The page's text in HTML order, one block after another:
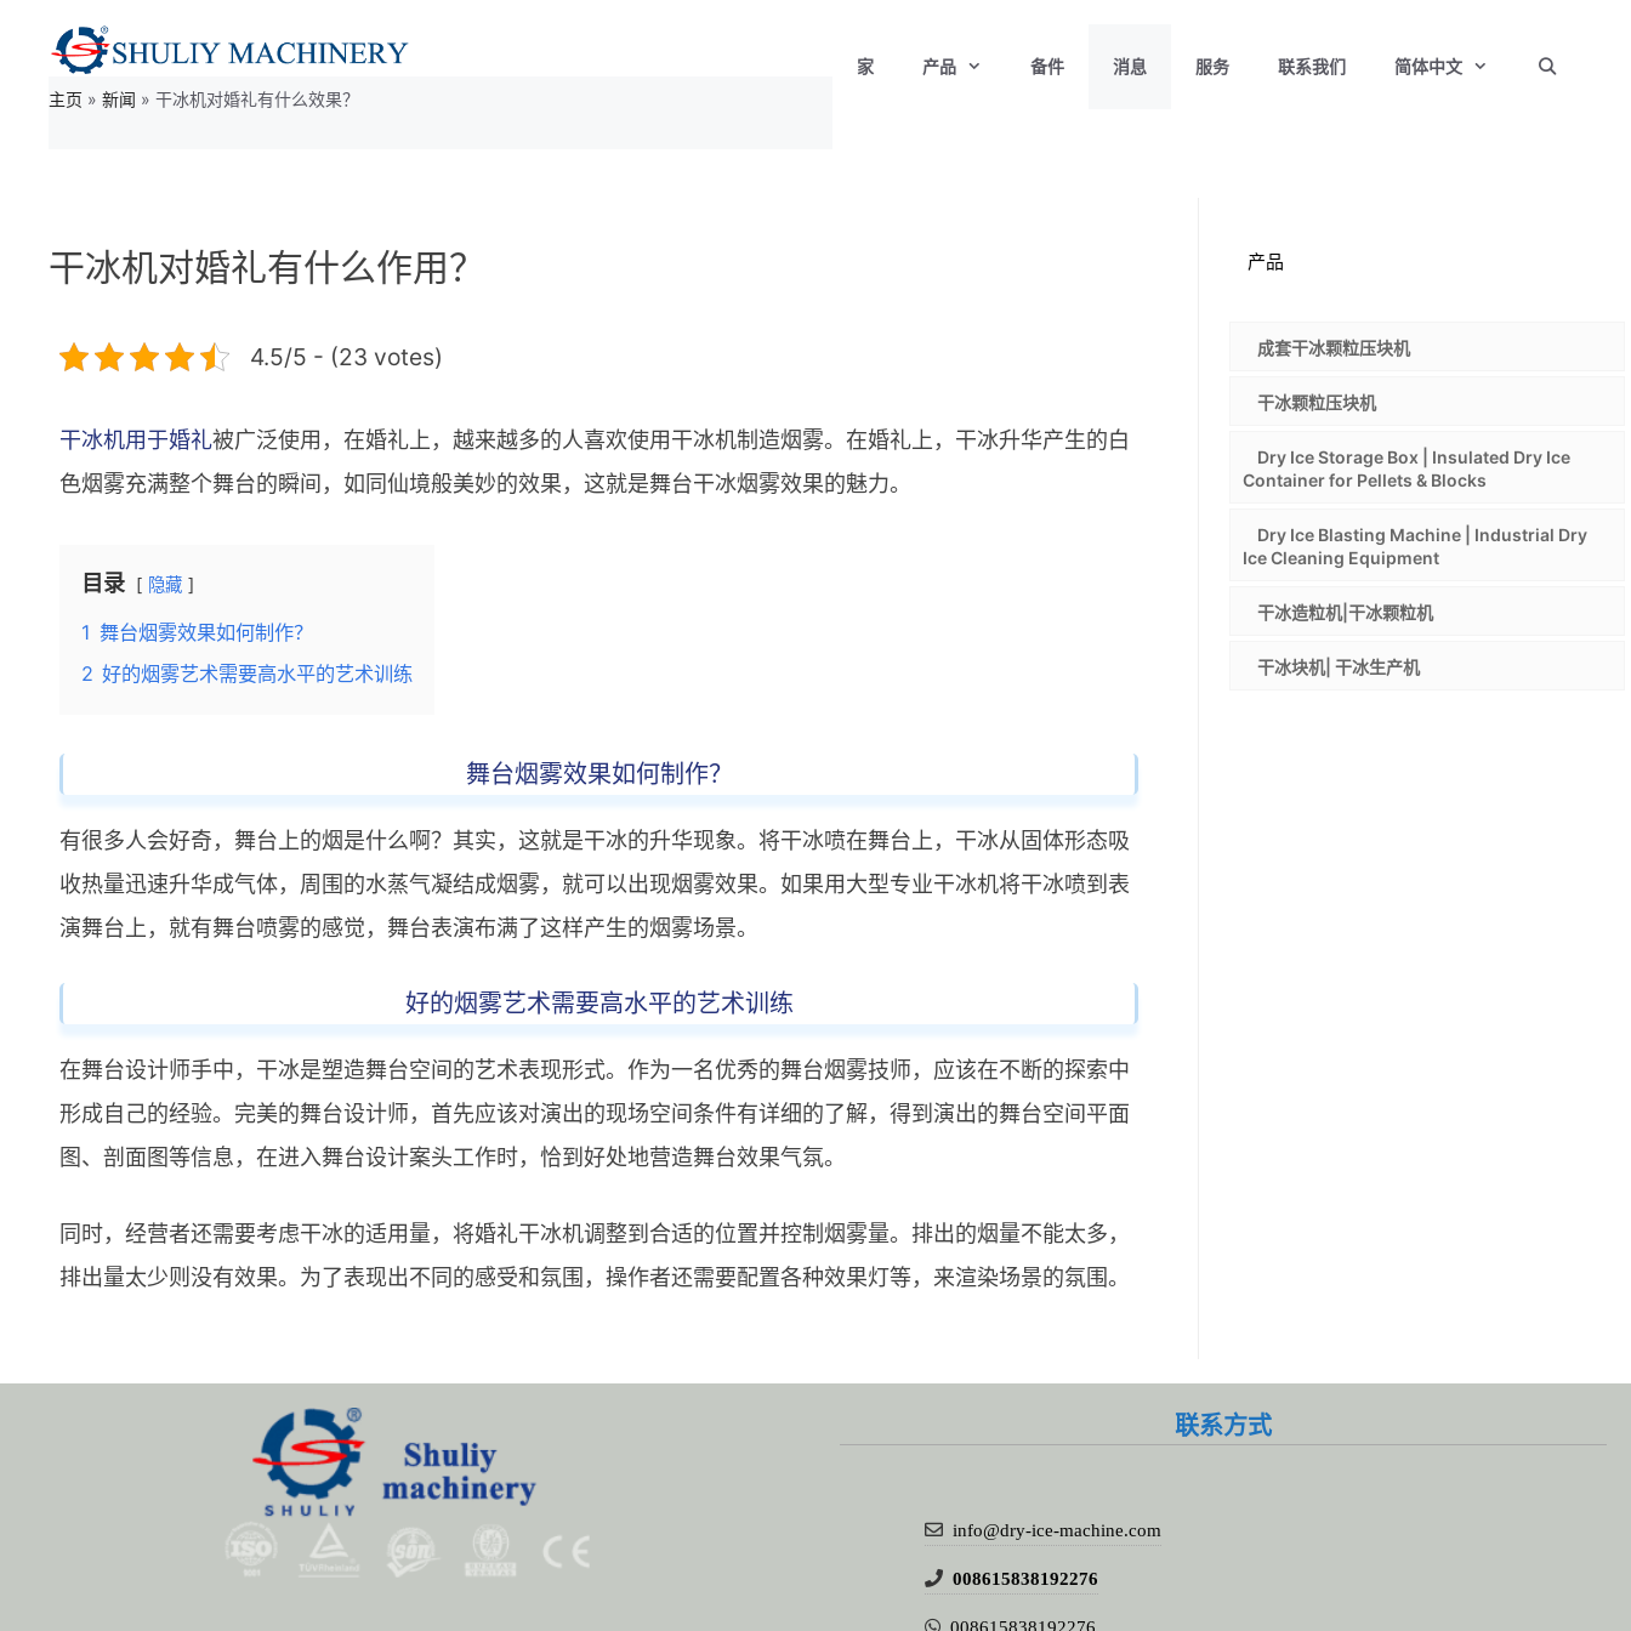
家 产品 备件 消息 服务 联系我们 简体中文
主页 » 新闻 » 干冰机对婚礼有什么效果？
干冰机对婚礼有什么作用？
4.5/5 - (23 votes)
干冰机用于婚礼被广泛使用，在婚礼上，越来越多的人喜欢使用干冰机制造烟雾。在婚礼上，干冰升华产生的白
色烟雾充满整个舞台的瞬间，如同仙境般美妙的效果，这就是舞台干冰烟雾效果的魅力。
目录 隐藏
1 舞台烟雾效果如何制作？
2 好的烟雾艺术需要高水平的艺术训练
舞台烟雾效果如何制作？
有很多人会好奇，舞台上的烟是什么啊？其实，这就是干冰的升华现象。将干冰喷在舞台上，干冰从固体形态吸
收热量迅速升华成气体，周围的水蒸气凝结成烟雾，就可以出现烟雾效果。如果用大型专业干冰机将干冰喷到表
演舞台上，就有舞台喷雾的感觉，舞台表演布满了这样产生的烟雾场景。
好的烟雾艺术需要高水平的艺术训练
在舞台设计师手中，干冰是塑造舞台空间的艺术表现形式。作为一名优秀的舞台烟雾技师，应该在不断的探索中
形成自己的经验。完美的舞台设计师，首先应该对演出的现场空间条件有详细的了解，得到演出的舞台空间平面
图、剖面图等信息，在进入舞台设计案头工作时，恰到好处地营造舞台效果气氛。
同时，经营者还需要考虑干冰的适用量，将婚礼干冰机调整到合适的位置并控制烟雾量。排出的烟量不能太多，
排出量太少则没有效果。为了表现出不同的感受和氛围，操作者还需要配置各种效果灯等，来渲染场景的氛围。
产品
成套干冰颗粒压块机
干冰颗粒压块机
Dry Ice Storage Box | Insulated Dry Ice
Container for Pellets & Blocks
Dry Ice Blasting Machine | Industrial Dry
Ice Cleaning Equipment
干冰造粒机|干冰颗粒机
干冰块机| 干冰生产机
联系方式
info@dry-ice-machine.com
008615838192276
008615838192276